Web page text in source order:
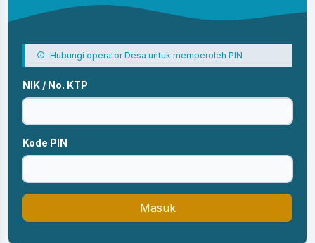
Hubungi operator Desa untuk memperoleh PIN
NIK / No. KTP
Kode PIN
Masuk